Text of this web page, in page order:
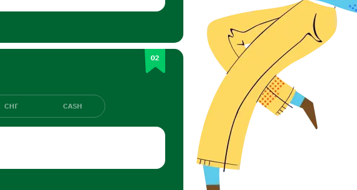
СНГ CASH